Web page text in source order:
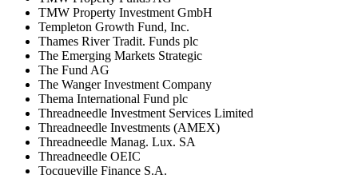
TMW Property Investment GmbH
Templeton Growth Fund, Inc.
Thames River Tradit. Funds plc
The Emerging Markets Strategic
The Fund AG
The Wanger Investment Company
Thema International Fund plc
Threadneedle Investment Services Limited
Threadneedle Investments (AMEX)
Threadneedle Manag. Lux. SA
Threadneedle OEIC
Tocqueville Finance S.A.